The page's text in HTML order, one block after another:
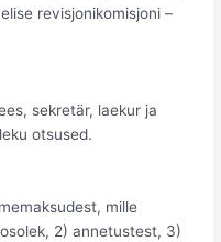
revisjonikomisjoni –
sekretär, laekur ja
otsused.
mille
2) annetustest, 3)